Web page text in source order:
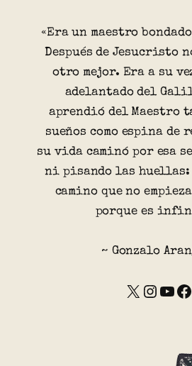
«Era un maestro
Después de Jesucristo
otro mejor. Era a su
adelantado del
aprendió del Maestro
sueños como espina de
su vida caminó por esa
ni pisando las
camino que no
porque es
~ Gonzalo
X Instagram YouTube Facebook